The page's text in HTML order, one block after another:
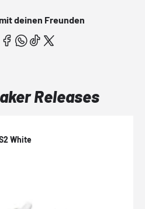
deinen Freunden
Releases
White